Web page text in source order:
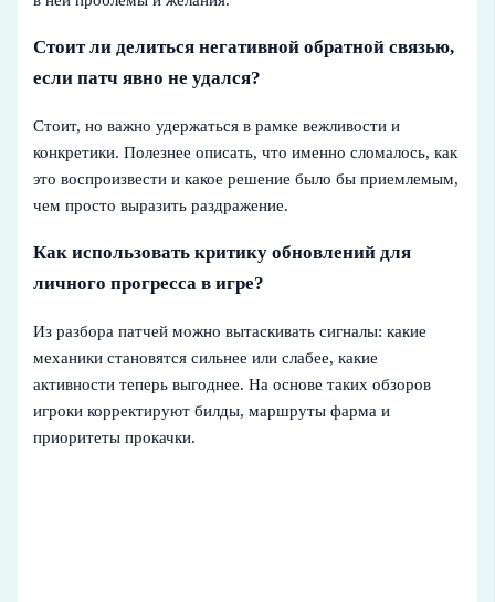
Стоит ли делиться негативной обратной связью,
если патч явно не удался?
Стоит, но важно удержаться в рамке вежливости и
конкретики. Полезнее описать, что именно сломалось, как
это воспроизвести и какое решение было бы приемлемым,
чем просто выразить раздражение.
Как использовать критику обновлений для
личного прогресса в игре?
Из разбора патчей можно вытаскивать сигналы: какие
механики становятся сильнее или слабее, какие
активности теперь выгоднее. На основе таких обзоров
игроки корректируют билды, маршруты фарма и
приоритеты прокачки.